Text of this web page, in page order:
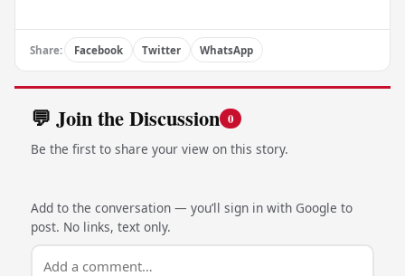
Share: Facebook Twitter WhatsApp
💬 Join the Discussion 0
Be the first to share your view on this story.
Add to the conversation — you’ll sign in with Google to
post. No links, text only.